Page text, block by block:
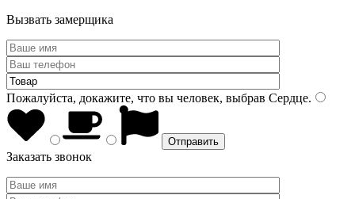
Вызвать замерщика
Пожалуйста, докажите, что вы человек, выбрав Сердце.
Заказать звонок